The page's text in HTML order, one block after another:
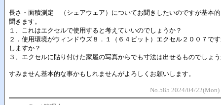
長さ・面積測定 （シェアウェア）についてお聞きしたいのですが基本
聞きます。
１、これはエクセルで使用すると考えていいのでしょうか？
２．使用環境がウィンドウズ８．１（６４ビット）エクセル２００７で
しますか？
３、エクセルに貼り付けた家屋の写真からでも寸法は出せるものでしょ
すみません基本的な事かもしれませんがよろしくお願いします。
No.585 2024/04/